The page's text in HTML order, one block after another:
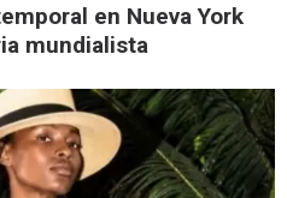
en Nueva York
mundialista